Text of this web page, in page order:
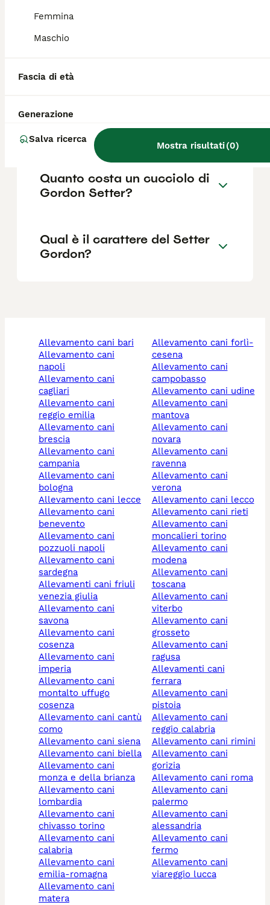
Femmina
Maschio
Fascia di età
Generazione
Salva ricerca
Mostra risultati(0)
visita oculistica e valutazione della displasia.
allevamenti di Setter Gordon
in Italia?
Il setter soffre la solitudine?
Quanto costa un cucciolo di
Gordon Setter?
Qual è il carattere del Setter
Gordon?
allevamento cani bari
allevamento cani
napoli
allevamento cani
cagliari
allevamento cani
reggio emilia
allevamento cani
brescia
allevamento cani
campania
allevamento cani
bologna
allevamento cani lecce
allevamento cani
benevento
allevamento cani
pozzuoli napoli
allevamento cani
sardegna
allevamenti cani friuli
venezia giulia
allevamento cani
savona
allevamento cani
cosenza
allevamento cani
imperia
allevamento cani
montalto uffugo
cosenza
allevamento cani cantù
como
allevamento cani siena
allevamento cani biella
allevamento cani
monza e della brianza
allevamento cani
lombardia
allevamento cani
chivasso torino
allevamento cani
calabria
allevamento cani
emilia-romagna
allevamento cani
matera
allevamento cani forlì-
cesena
allevamento cani
campobasso
allevamento cani udine
allevamento cani
mantova
allevamento cani
novara
allevamento cani
ravenna
allevamento cani
verona
allevamento cani lecco
allevamento cani rieti
allevamento cani
moncalieri torino
allevamento cani
modena
allevamento cani
toscana
allevamento cani
viterbo
allevamento cani
grosseto
allevamento cani
ragusa
allevamenti cani
ferrara
allevamento cani
pistoia
allevamento cani
reggio calabria
allevamento cani rimini
allevamento cani
gorizia
allevamento cani roma
allevamento cani
palermo
allevamento cani
alessandria
allevamento cani
fermo
allevamento cani
viareggio lucca